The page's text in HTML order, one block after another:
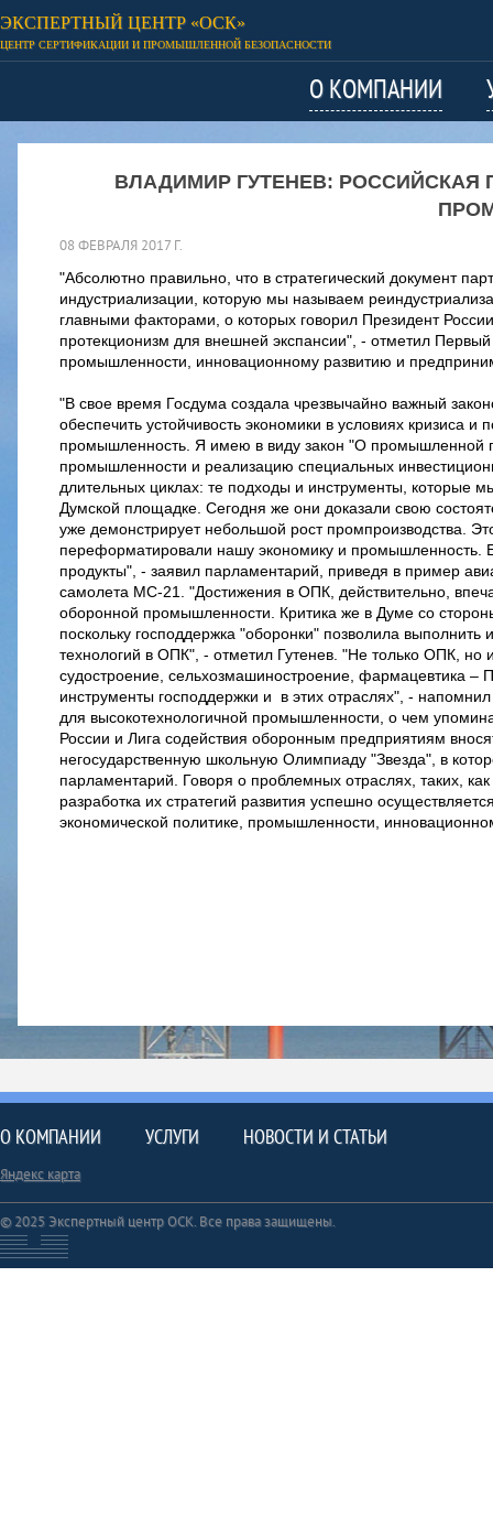
О КОМПАНИИ
ЭКСПЕРТНЫЙ ЦЕНТР «ОСК»
ЦЕНТР СЕРТИФИКАЦИИ И ПРОМЫШЛЕННОЙ БЕЗОПАСНОСТИ
ВЛАДИМИР ГУТЕНЕВ:
08 ФЕВРАЛЯ 2017 Г.
"Абсолютно правильно, что в стратегический документ
индустриализации, которую мы называем
главными факторами, о которых говорил Президент
протекционизм для внешней экспансии", - отметил
промышленности, инновационному развитию и
"В свое время Госдума создала чрезвычайно важный
обеспечить устойчивость экономики в условиях кризиса
промышленность. Я имею в виду закон "О промышленной
промышленности и реализацию специальных
длительных циклах: те подходы и инструменты, которые
Думской площадке. Сегодня же они доказали свою
уже демонстрирует небольшой рост промпроизводства.
переформатировали нашу экономику и
продукты", - заявил парламентарий, приведя в пример
самолета МС-21. "Достижения в ОПК, действительно,
оборонной промышленности. Критика же в Думе со
поскольку господдержка "оборонки" позволила
технологий в ОПК", - отметил Гутенев. "Не только ОПК, но
судостроение, сельхозмашиностроение, фармацевтика –
инструменты господдержки и в этих отраслях", -
для высокотехнологичной промышленности, о чем
России и Лига содействия оборонным предприятиям
негосударственную школьную Олимпиаду "Звезда", в
парламентарий. Говоря о проблемных отраслях, таких,
разработка их стратегий развития успешно
экономической политике, промышленности,
О КОМПАНИИ УСЛУГИ НОВОСТИ И СТАТЬИ
Яндекс карта
© 2025 Экспертный центр ОСК. Все права защищены.